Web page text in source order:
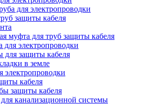
для электропроводки
защиты кабеля
муфта для труб защиты кабеля
для электропроводки
для защиты кабеля
в земле
электропроводки
кабеля
защиты кабеля